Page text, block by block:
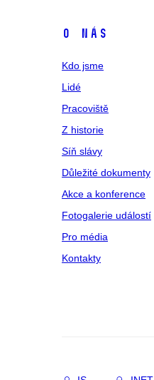
O NÁS
Kdo jsme
Lidé
Pracoviště
Z historie
Síň slávy
Důležité dokumenty
Akce a konference
Fotogalerie událostí
Pro média
Kontakty